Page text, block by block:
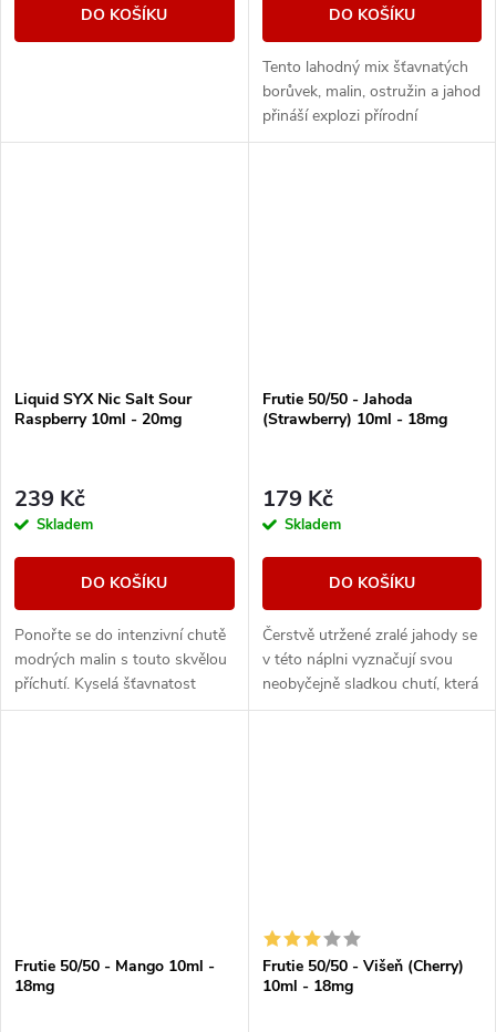
DO KOŠÍKU DO KOŠÍKU
Tento lahodný mix šťavnatých
borůvek, malin, ostružin a jahod
přináší explozi přírodní
sladkosti a svěžesti v každém
Liquid SYX Nic Salt Sour
Raspberry 10ml - 20mg
239 Kč
Skladem
DO KOŠÍKU
Ponořte se do intenzivní chutě
modrých malin s touto skvělou
příchutí. Kyselá šťavnatost
malin zde zdůrazňuje chladivý
Frutie 50/50 - Jahoda
(Strawberry) 10ml - 18mg
179 Kč
Skladem
DO KOŠÍKU
Čerstvě utržené zralé jahody se
v této náplni vyznačují svou
neobyčejně sladkou chutí, která
vás nadchne a nebudete moci
Frutie 50/50 - Mango 10ml -
18mg
Frutie 50/50 - Višeň (Cherry)
10ml - 18mg